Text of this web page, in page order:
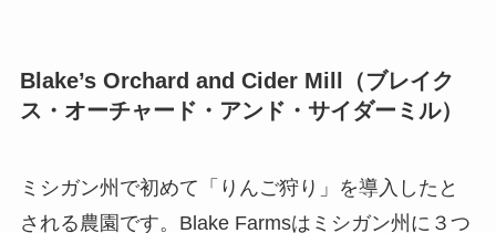
Blake’s Orchard and Cider Mill（ブレイク
ス・オーチャード・アンド・サイダーミル）
ミシガン州で初めて「りんご狩り」を導入したと
される農園です。Blake Farmsはミシガン州に３つ